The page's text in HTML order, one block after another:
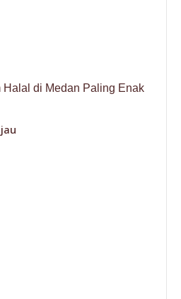
Halal di Medan Paling Enak